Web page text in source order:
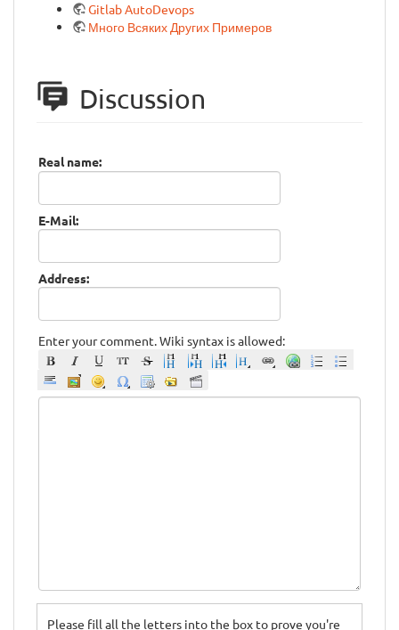
Gitlab AutoDevops
Много Всяких Других Примеров
Discussion
Real name:
E-Mail:
Address:
Enter your comment. Wiki syntax is allowed:
Please fill all the letters into the box to prove you're